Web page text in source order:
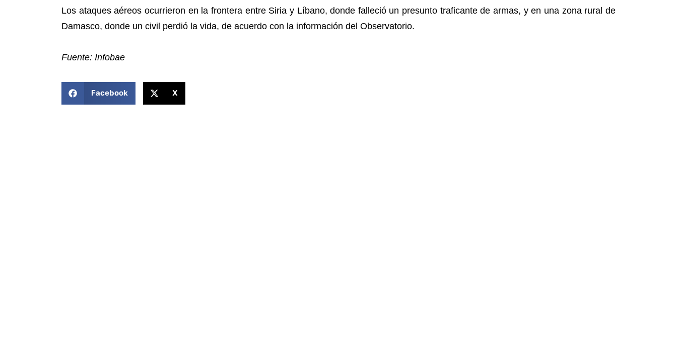
Los ataques aéreos ocurrieron en la frontera entre Siria y Líbano, donde falleció un presunto traficante de armas, y en una zona rural de
Damasco, donde un civil perdió la vida, de acuerdo con la información del Observatorio.
Fuente: Infobae
Facebook X